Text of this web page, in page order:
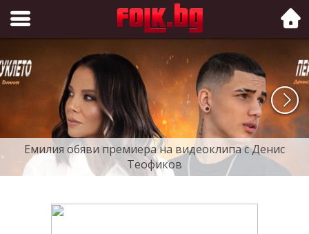
Folk.bg
Емилия обяви премиера на видеоклипа с Денис
Теофиков